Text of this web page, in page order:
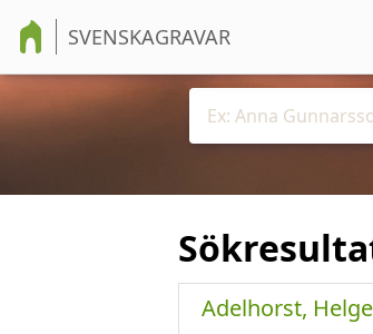
SVENSKAGRAVAR
Adelhorst,